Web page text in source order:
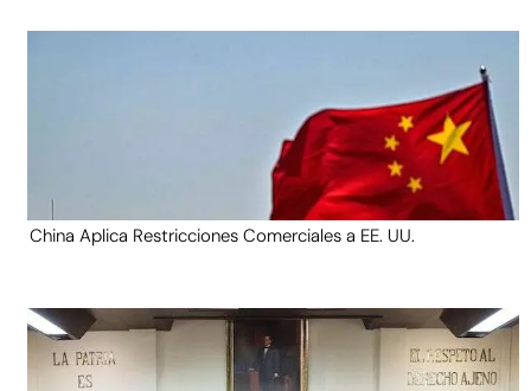
China Aplica Restricciones Comerciales a EE. UU.